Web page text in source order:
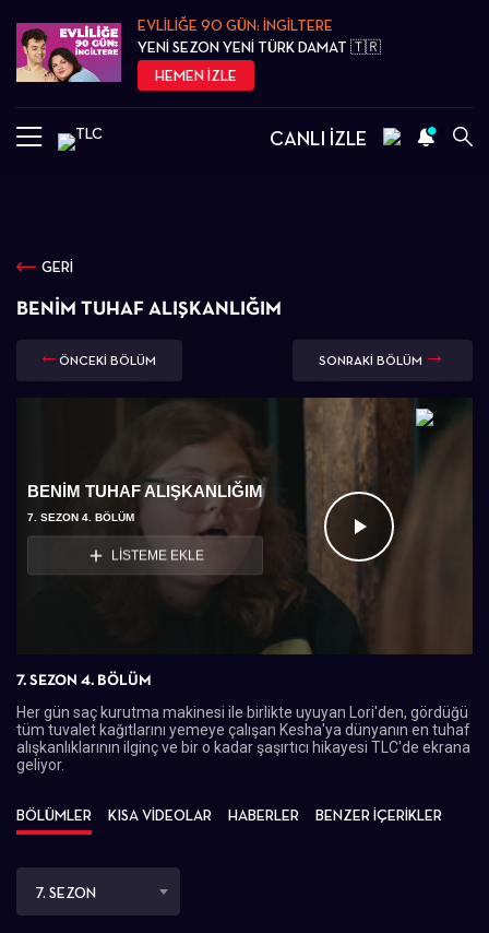
EVLİLİĞE 90 GÜN: İNGİLTERE
YENİ SEZON YENİ TÜRK DAMAT 🇹🇷
HEMEN İZLE
CANLI İZLE
GERİ
BENIM TUHAF ALIŞKANLIĞIM
ÖNCEKİ BÖLÜM SONRAKİ BÖLÜM
Videoyu
Oynat
BENIM TUHAF ALIŞKANLIĞIM
7. SEZON 4. BÖLÜM
LİSTEME EKLE
7. SEZON 4. BÖLÜM
Her gün saç kurutma makinesi ile birlikte uyuyan Lori'den, gördüğü
tüm tuvalet kağıtlarını yemeye çalışan Kesha'ya dünyanın en tuhaf
alışkanlıklarının ilginç ve bir o kadar şaşırtıcı hikayesi TLC'de ekrana
geliyor.
BÖLÜMLER KISA VİDEOLAR HABERLER BENZER İÇERİKLER
7. SEZON